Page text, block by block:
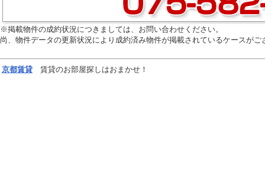
※掲載物件の成約状況につきましては、お問い合わせください。
尚、物件データの更新状況により成約済み物件が掲載されているケースが
京都賃貸 賃貸のお部屋探しはおまかせ！